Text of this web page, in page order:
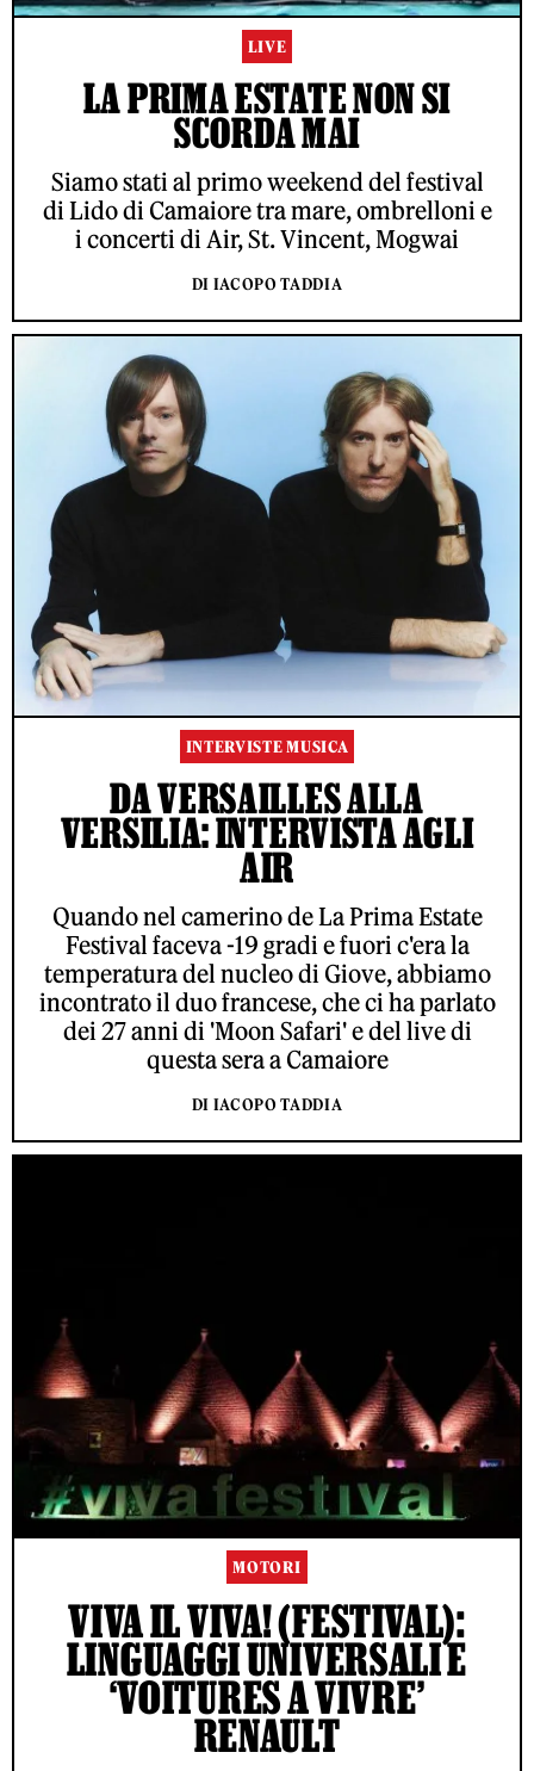
LIVE
LA PRIMA ESTATE NON SI
SCORDA MAI
Siamo stati al primo weekend del festival
di Lido di Camaiore tra mare, ombrelloni e
i concerti di Air, St. Vincent, Mogwai
DI IACOPO TADDIA
INTERVISTE MUSICA
DA VERSAILLES ALLA
VERSILIA: INTERVISTA AGLI
AIR
Quando nel camerino de La Prima Estate
Festival faceva -19 gradi e fuori c'era la
temperatura del nucleo di Giove, abbiamo
incontrato il duo francese, che ci ha parlato
dei 27 anni di 'Moon Safari' e del live di
questa sera a Camaiore
DI IACOPO TADDIA
MOTORI
VIVA IL VIVA! (FESTIVAL):
LINGUAGGI UNIVERSALI E
‘VOITURES A VIVRE’
RENAULT